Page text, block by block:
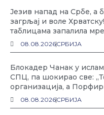
Језив напад на Србе, а
загрљај и воле
таблицама запалила
08.08.2026СРБИЈА
Блокадер Чанак у
СПЦ, па шокирао све:
организација, а
08.08.2026СРБИЈА